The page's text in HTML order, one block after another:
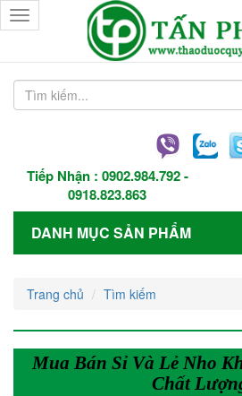
Tiếp Nhận : 0902.984.792-
0918.823.863
Toggle
navigation
DANH MỤC SẢN PHẨM
Trang chủ Tìm kiếm
Mua Bán Sỉ Và Lẻ Nho
Chất